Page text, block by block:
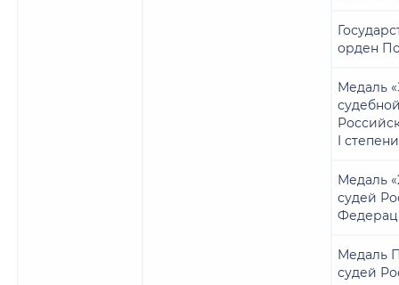
орден
Медаль
I степени
Медаль
судей
Медаль
судей